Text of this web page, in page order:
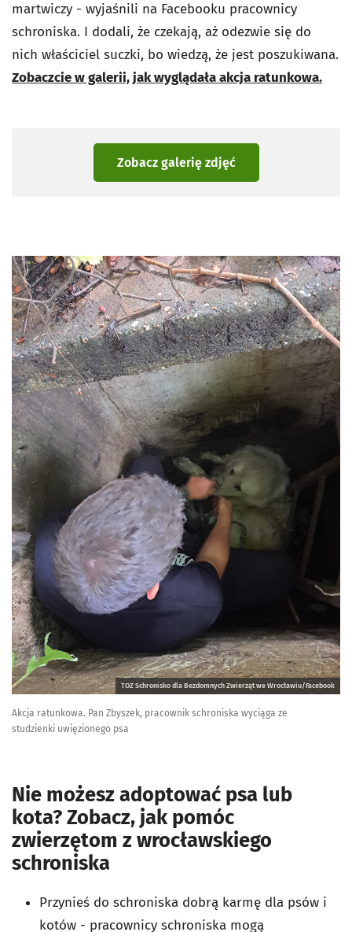
martwiczy - wyjaśnili na Facebooku pracownicy
schroniska. I dodali, że czekają, aż odezwie się do
nich właściciel suczki, bo wiedzą, że jest poszukiwana.
Zobaczcie w galerii, jak wyglądała akcja ratunkowa.
Zobacz galerię zdjęć
TOZ Schronisko dla Bezdomnych Zwierząt we Wrocławiu/Facebook
Akcja ratunkowa. Pan Zbyszek, pracownik schroniska wyciąga ze
studzienki uwięzionego psa
Nie możesz adoptować psa lub
kota? Zobacz, jak pomóc
zwierzętom z wrocławskiego
schroniska
Przynieś do schroniska dobrą karmę dla psów i
kotów - pracownicy schroniska mogą